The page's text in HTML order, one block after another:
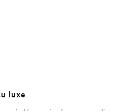
luxe